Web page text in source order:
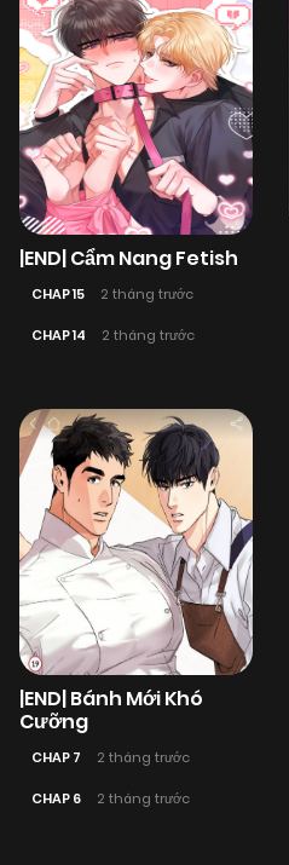
|END| Cẩm Nang Fetish
CHAP 15 2 tháng trước
CHAP 14 2 tháng trước
|END| Bánh Mới Khó
Cưỡng
CHAP 7 2 tháng trước
CHAP 6 2 tháng trước